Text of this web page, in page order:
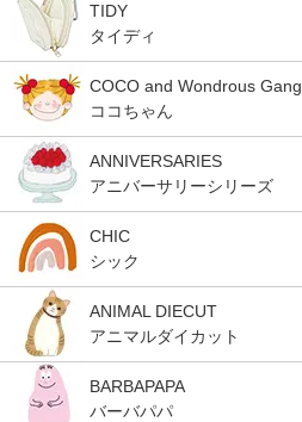
TIDY
タイディ
COCO and Wondrous Gang
ココちゃん
ANNIVERSARIES
アニバーサリーシリーズ
CHIC
シック
ANIMAL DIECUT
アニマルダイカット
BARBAPAPA
バーバパパ